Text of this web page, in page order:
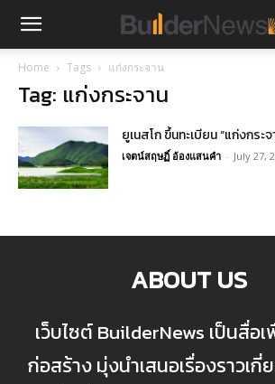
Home Tags แก่งกระจาน
Tag: แก่งกระจาน
ยูเนสโก ขึ้นทะเบียน “แก่งกระ
เจตน์สฤษฏิ์ อ้องแสนคำ - July 27,
ABOUT US
เว็บไซต์ BuilderNews เป็นสื่อ
ก่อสร้าง มุ่งนำเสนอเรื่องราวเกี่